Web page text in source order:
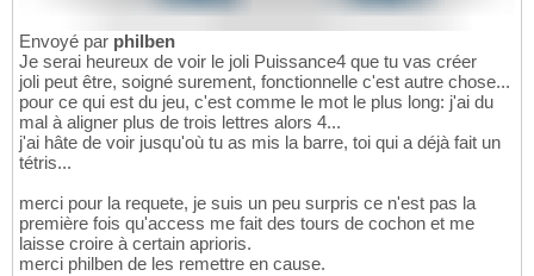
Envoyé par philben
Je serai heureux de voir le joli Puissance4 que tu vas créer
joli peut être, soigné surement, fonctionnelle c'est autre chose...
pour ce qui est du jeu, c'est comme le mot le plus long: j'ai du
mal à aligner plus de trois lettres alors 4...
j'ai hâte de voir jusqu'où tu as mis la barre, toi qui a déjà fait un
tétris...
merci pour la requete, je suis un peu surpris ce n'est pas la
première fois qu'access me fait des tours de cochon et me
laisse croire à certain aprioris.
merci philben de les remettre en cause.